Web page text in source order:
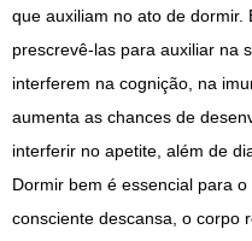
que auxiliam no ato de dormir.
prescrevê-las para auxiliar na
interferem na cognição, na
aumenta as chances de
interferir no apetite, além de
Dormir bem é essencial para
consciente descansa, o corpo